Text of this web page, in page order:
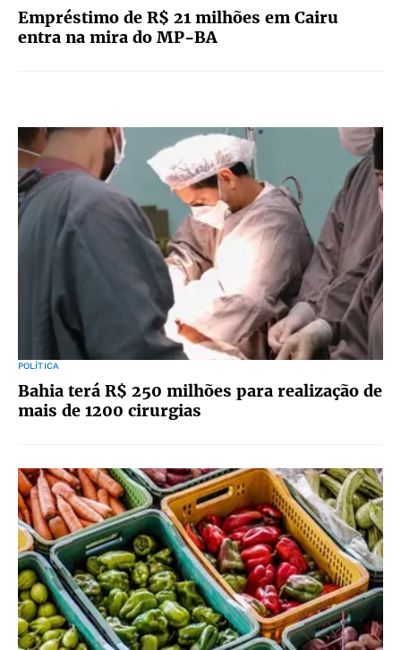
Empréstimo de R$ 21 milhões em Cairu
entra na mira do MP-BA
POLÍTICA
Bahia terá R$ 250 milhões para realização de
mais de 1200 cirurgias